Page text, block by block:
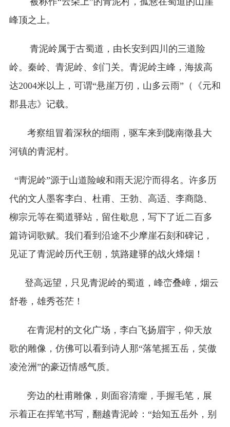
峰顶之上。
青泥岭属于古蜀道，由长安到四川的三道险
岭。秦岭、青泥岭、剑门关。青泥岭主峰，海拔高
达2004米以上，可谓“悬崖万仞，山多云雨”（《元和
郡县志》记载。
考察组冒着深秋的细雨，驱车来到陇南徵县大
河镇的青泥村。
“靑泥岭”源于山道险峻和雨天泥泞而得名。许多历
代的文人墨客李白、杜甫、王勃、高适、李商隐、
柳宗元等在蜀道驿站，留住歇息，写下了近二百多
篇诗词歌赋。我们看到沿途不少摩崖石刻和碑记，
见证了青泥岭历代王朝，筑路建驿的战火烽烟！
登高远望，只见青泥岭的蜀道，峰峦叠嶂，烟云
舒卷，雄秀苍茫！
在青泥村的文化广场，李白飞扬眉宇，仰天放
歌的雕像，仿佛可以看到诗人那“落笔摇五岳，笑傲
凌沧洲”的豪迈情感气质。
旁边的杜甫雕像，则面容清癯，手握毛笔，展
示着正在挥笔书写，翻越青泥岭：“始知五岳外，别